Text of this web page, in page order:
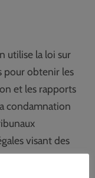
utilise la loi sur
pour obtenir les
et les rapports
condamnation
visant des